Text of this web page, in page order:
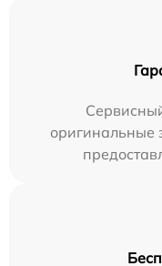
оригинальные